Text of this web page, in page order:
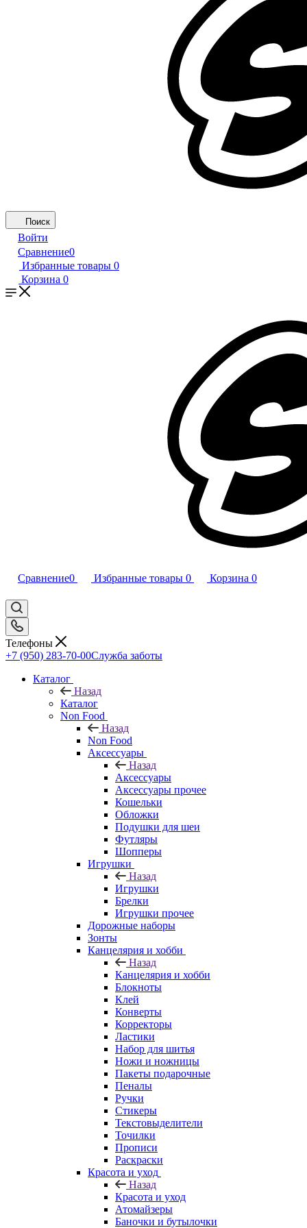
Поиск
Войти
Сравнение0
Избранные товары 0
Корзина 0
Сравнение0 Избранные товары 0 Корзина 0
Телефоны
+7 (950) 283-70-00Служба заботы
Каталог
Назад
Каталог
Non Food
Назад
Non Food
Аксессуары
Назад
Аксессуары
Аксессуары прочее
Кошельки
Обложки
Подушки для шеи
Футляры
Шопперы
Игрушки
Назад
Игрушки
Брелки
Игрушки прочее
Дорожные наборы
Зонты
Канцелярия и хобби
Назад
Канцелярия и хобби
Блокноты
Клей
Конверты
Корректоры
Ластики
Набор для шитья
Ножи и ножницы
Пакеты подарочные
Пеналы
Ручки
Стикеры
Текстовыделители
Точилки
Прописи
Раскраски
Красота и уход
Назад
Красота и уход
Атомайзеры
Баночки и бутылочки